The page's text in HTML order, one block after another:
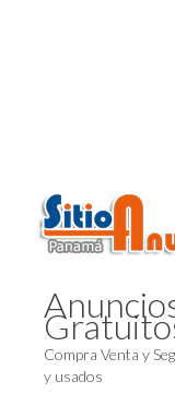
Compra Venta y
y usados